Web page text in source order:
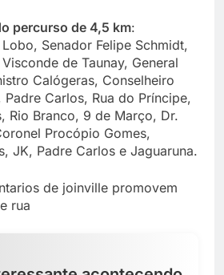
percurso de 4,5 km:
Senador Felipe Schmidt,
de Taunay, General
Calógeras, Conselheiro
Carlos, Rua do Príncipe,
Rio Branco, 9 de Março, Dr.
Procópio Gomes,
JK, Padre Carlos e Jaguaruna.